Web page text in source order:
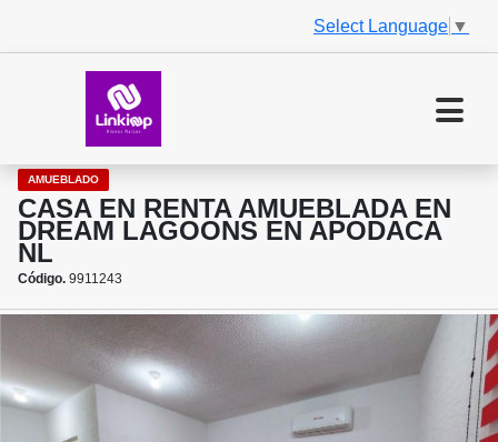
Select Language ▼
AMUEBLADO
CASA EN RENTA AMUEBLADA EN
DREAM LAGOONS EN APODACA
NL
Código. 9911243